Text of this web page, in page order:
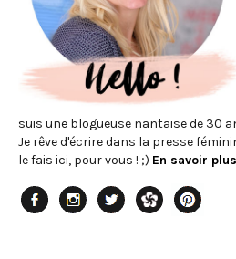
suis une blogueuse nantaise de 30
Je rêve d'écrire dans la presse
le fais ici, pour vous ! ;) En savoir plus